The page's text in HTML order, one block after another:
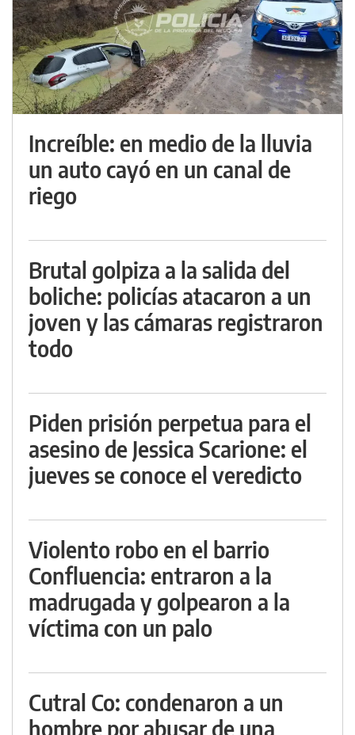
Increíble: en medio de la lluvia
un auto cayó en un canal de
riego
Brutal golpiza a la salida del
boliche: policías atacaron a un
joven y las cámaras registraron
todo
Piden prisión perpetua para el
asesino de Jessica Scarione: el
jueves se conoce el veredicto
Violento robo en el barrio
Confluencia: entraron a la
madrugada y golpearon a la
víctima con un palo
Cutral Co: condenaron a un
hombre por abusar de una